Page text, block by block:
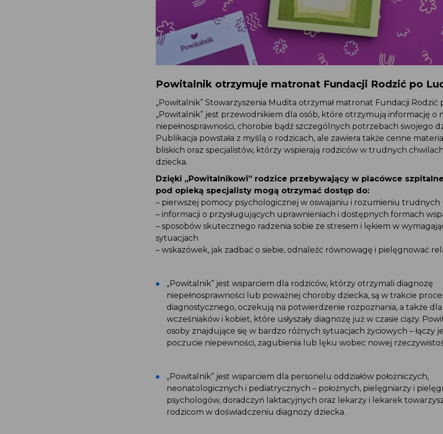
Powitalnik otrzymuje matronat Fundacji Rodzić po
„Powitalnik” Stowarzyszenia Mudita otrzymał matronat Fundacji Rodzić
„Powitalnik” jest przewodnikiem dla osób, które otrzymują informację o
niepełnosprawności, chorobie bądź szczególnych potrzebach swojego
Publikacja powstała z myślą o rodzicach, ale zawiera także cenne
bliskich oraz specjalistów, którzy wspierają rodziców w trudnych
dziecka.
Dzięki „Powitalnikowi” rodzice przebywający w placówce
pod opieką specjalisty mogą otrzymać dostęp do:
– pierwszej pomocy psychologicznej w oswajaniu i rozumieniu
– informacji o przysługujących uprawnieniach i dostępnych formach
– sposobów skutecznego radzenia sobie ze stresem i lękiem w
sytuacjach
– wskazówek, jak zadbać o siebie, odnaleźć równowagę i pielęgnować
„Powitalnik” jest wsparciem dla rodziców, którzy otrzymali diagnozę
niepełnosprawności lub poważnej choroby dziecka, są w trakcie
diagnostycznego, oczekują na potwierdzenie rozpoznania, a także
wcześniaków i kobiet, które usłyszały diagnozę już w czasie ciąży.
osoby znajdujące się w bardzo różnych sytuacjach życiowych – łączy
poczucie niepewności, zagubienia lub lęku wobec nowej
„Powitalnik” jest wsparciem dla personelu oddziałów położniczych,
neonatologicznych i pediatrycznych – położnych, pielęgniarzy i
psychologów, doradczyń laktacyjnych oraz lekarzy i lekarek
rodzicom w doświadczeniu diagnozy dziecka.